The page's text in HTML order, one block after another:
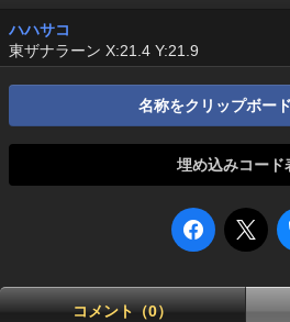
ハハサコ
東ザナラーン X:21.4 Y:21.9
名称をクリップボー
埋め込みコード
コメント（0）